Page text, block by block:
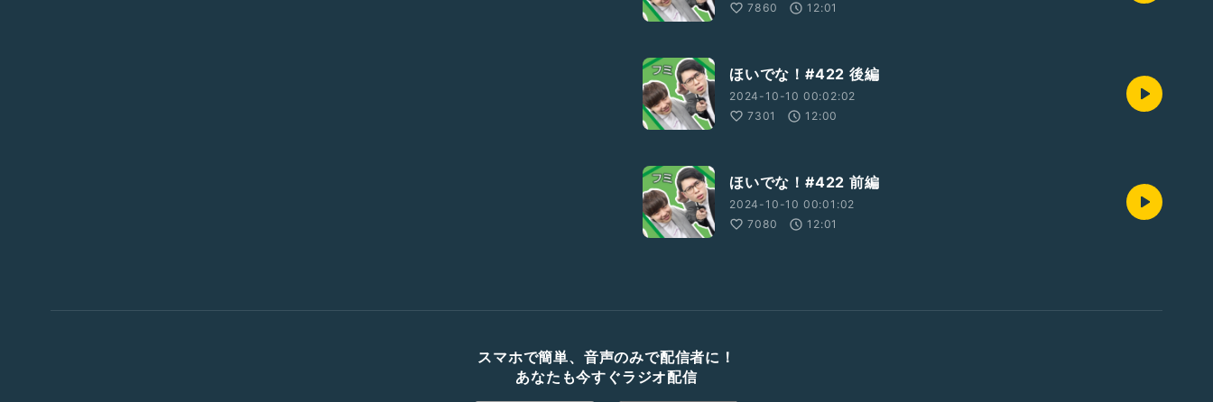
7860
12:01
ほいでな！#422 後編
2024-10-10 00:02:02
7301
12:00
ほいでな！#422 前編
2024-10-10 00:01:02
7080
12:01
スマホで簡単、音声のみで配信者に！
あなたも今すぐラジオ配信